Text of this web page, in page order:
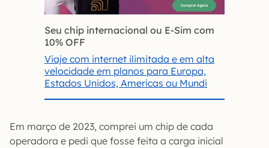
Seu chip internacional ou E-Sim com
10% OFF
Viaje com internet ilimitada e em alta
velocidade em planos para Europa,
Estados Unidos, Americas ou Mundi
Em março de 2023, comprei um chip de cada
operadora e pedi que fosse feita a carga inicial